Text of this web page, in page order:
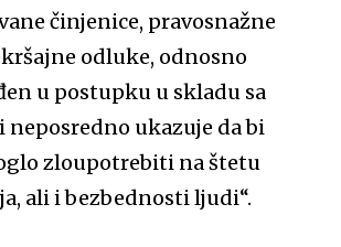
činjenice, pravosnažne
odluke, odnosno
u postupku u skladu sa
ukazuje da bi
zloupotrebiti na štetu
ali i bezbednosti ljudi“.